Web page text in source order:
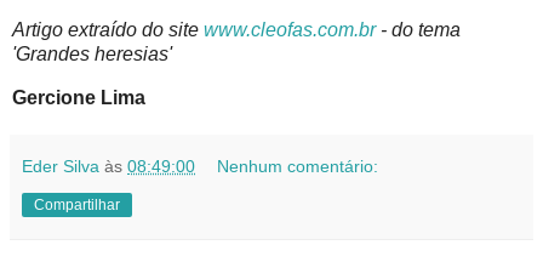
Artigo extraído do site www.cleofas.com.br- do tema
'Grandes heresias'
Gercione Lima
Eder Silva às 08:49:00 Nenhum comentário:
Compartilhar